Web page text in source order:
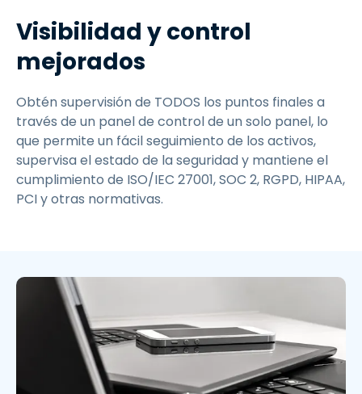
Visibilidad y control
mejorados
Obtén supervisión de TODOS los puntos finales a
través de un panel de control de un solo panel, lo
que permite un fácil seguimiento de los activos,
supervisa el estado de la seguridad y mantiene el
cumplimiento de ISO/IEC 27001, SOC 2, RGPD, HIPAA,
PCI y otras normativas.